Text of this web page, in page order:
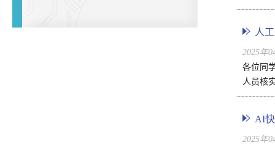
人
2025年
各位同
人员核
AI
2025年